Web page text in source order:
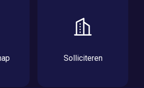
Solliciteren